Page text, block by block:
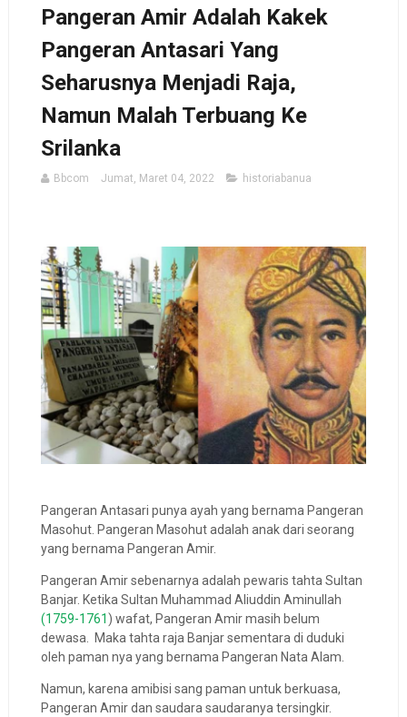
Pangeran Amir Adalah Kakek
Pangeran Antasari Yang
Seharusnya Menjadi Raja,
Namun Malah Terbuang Ke
Srilanka
Bbcom Jumat, Maret 04, 2022 historiabanua
Pangeran Antasari punya ayah yang bernama Pangeran
Masohut. Pangeran Masohut adalah anak dari seorang
yang bernama Pangeran Amir.
Pangeran Amir sebenarnya adalah pewaris tahta Sultan
Banjar. Ketika Sultan Muhammad Aliuddin Aminullah
(1759-1761 ) wafat, Pangeran Amir masih belum
dewasa. Maka tahta raja Banjar sementara di duduki
oleh paman nya yang bernama Pangeran Nata Alam.
Namun, karena amibisi sang paman untuk berkuasa,
Pangeran Amir dan saudara saudaranya tersingkir.